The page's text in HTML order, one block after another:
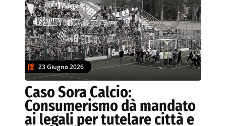
23 Giugno 2026
Caso Sora Calcio:
Consumerismo dà mandato
ai legali per tutelare città e